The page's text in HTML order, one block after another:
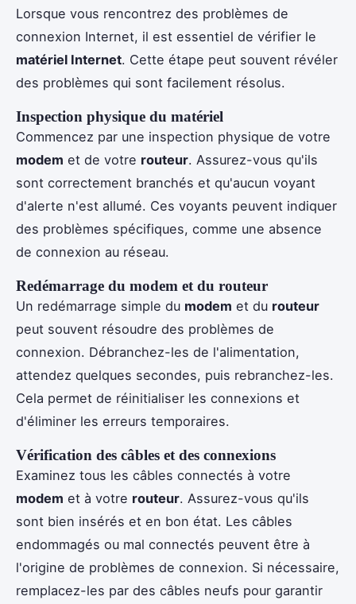
Lorsque vous rencontrez des problèmes de
connexion Internet, il est essentiel de vérifier le
matériel Internet. Cette étape peut souvent révéler
des problèmes qui sont facilement résolus.
Inspection physique du matériel
Commencez par une inspection physique de votre
modem et de votre routeur. Assurez-vous qu'ils
sont correctement branchés et qu'aucun voyant
d'alerte n'est allumé. Ces voyants peuvent indiquer
des problèmes spécifiques, comme une absence
de connexion au réseau.
Redémarrage du modem et du routeur
Un redémarrage simple du modem et du routeur
peut souvent résoudre des problèmes de
connexion. Débranchez-les de l'alimentation,
attendez quelques secondes, puis rebranchez-les.
Cela permet de réinitialiser les connexions et
d'éliminer les erreurs temporaires.
Vérification des câbles et des connexions
Examinez tous les câbles connectés à votre
modem et à votre routeur. Assurez-vous qu'ils
sont bien insérés et en bon état. Les câbles
endommagés ou mal connectés peuvent être à
l'origine de problèmes de connexion. Si nécessaire,
remplacez-les par des câbles neufs pour garantir